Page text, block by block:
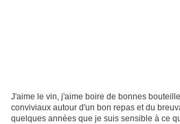
J'aime le vin, j'aime boire de bonnes
conviviaux autour d'un bon repas et du
quelques années que je suis sensible à ce